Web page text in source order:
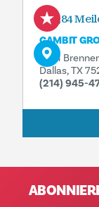
0,84
GAMBIT
2631
Dallas, TX
(214) 945-